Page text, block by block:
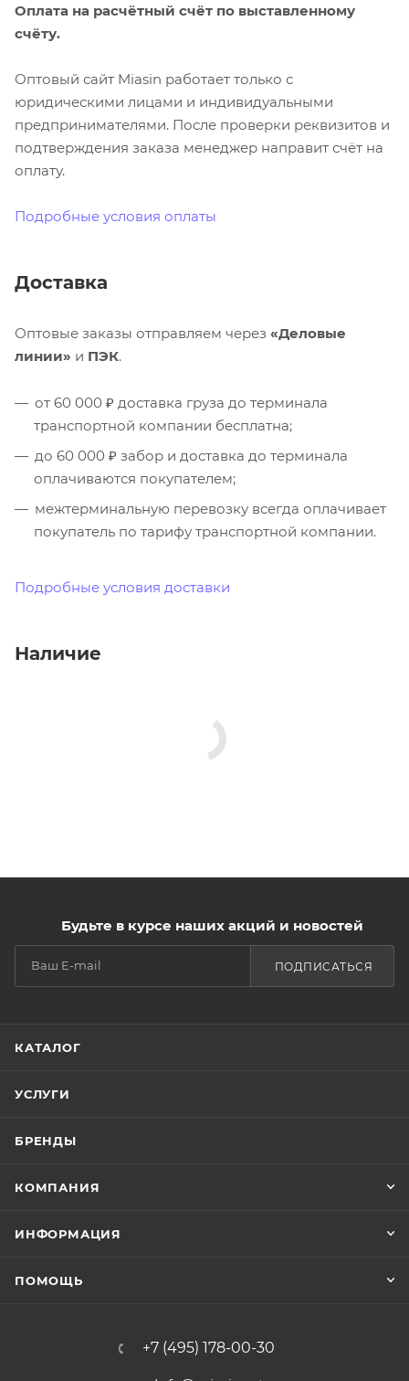
Оплата на расчётный счёт по выставленному
счёту.
Оптовый сайт Miasin работает только с
юридическими лицами и индивидуальными
предпринимателями. После проверки реквизитов и
подтверждения заказа менеджер направит счёт на
оплату.
Подробные условия оплаты
Доставка
Оптовые заказы отправляем через «Деловые
линии» и ПЭК.
от 60 000 ₽ доставка груза до терминала
транспортной компании бесплатна;
до 60 000 ₽ забор и доставка до терминала
оплачиваются покупателем;
межтерминальную перевозку всегда оплачивает
покупатель по тарифу транспортной компании.
Подробные условия доставки
Наличие
Будьте в курсе наших акций и новостей
ПОДПИСАТЬСЯ
КАТАЛОГ
УСЛУГИ
БРЕНДЫ
КОМПАНИЯ
ИНФОРМАЦИЯ
ПОМОЩЬ
+7 (495) 178-00-30